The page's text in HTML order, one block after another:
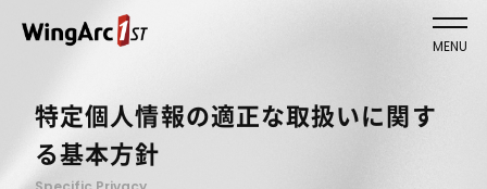
MENU
特定個人情報の適正な取扱いに関す
る基本方針